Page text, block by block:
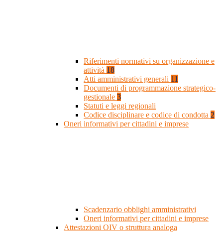
Riferimenti normativi su organizzazione e
attività 18
Atti amministrativi generali 11
Documenti di programmazione strategico-
gestionale 3
Statuti e leggi regionali
Codice disciplinare e codice di condotta 2
Oneri informativi per cittadini e imprese
Scadenzario obblighi amministrativi
Oneri informativi per cittadini e imprese
Attestazioni OIV o struttura analoga